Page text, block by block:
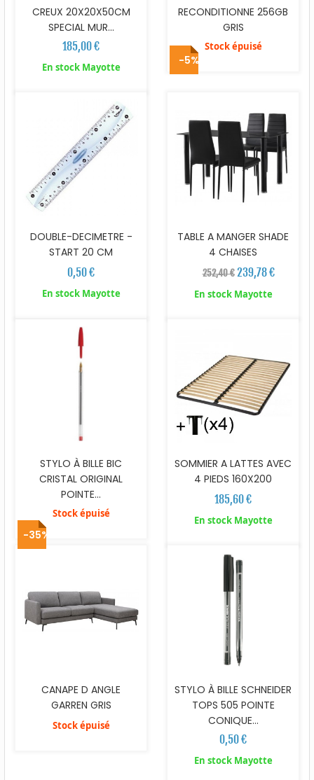
CREUX 20X20X50CM
SPECIAL MUR...
185,00 €
En stock Mayotte
RECONDITIONNE 256GB
GRIS
Stock épuisé
DOUBLE-DECIMETRE -
START 20 CM
0,50 €
En stock Mayotte
-5%
TABLE A MANGER SHADE
4 CHAISES
252,40 € 239,78 €
En stock Mayotte
STYLO À BILLE BIC
CRISTAL ORIGINAL
POINTE...
Stock épuisé
SOMMIER A LATTES AVEC
4 PIEDS 160X200
185,60 €
En stock Mayotte
-35%
CANAPE D ANGLE
GARREN GRIS
Stock épuisé
STYLO À BILLE SCHNEIDER
TOPS 505 POINTE
CONIQUE...
0,50 €
En stock Mayotte